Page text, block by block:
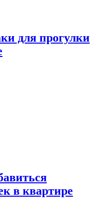
для прогулки
в квартире